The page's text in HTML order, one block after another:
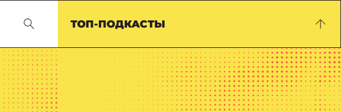
ТОП-ПОДКАСТЫ